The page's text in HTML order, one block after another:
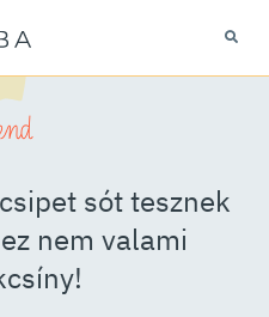
sót tesznek
nem valami